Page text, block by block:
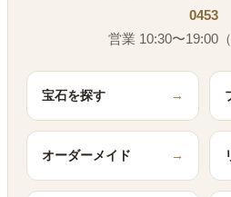
0453
営業 10:30〜19:00
宝石を探す →
オーダーメイド →